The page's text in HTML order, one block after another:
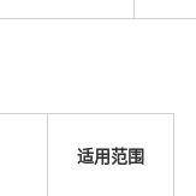
适用范围